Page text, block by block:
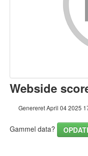
Dokument
PageSpeed
Webside
Genereret April 04 2025
Gammel data?